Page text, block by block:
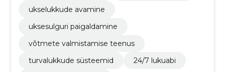
ukselukkude avamine
uksesulguri paigaldamine
võtmete valmistamise teenus
turvalukkude süsteemid
24/7 lukuabi